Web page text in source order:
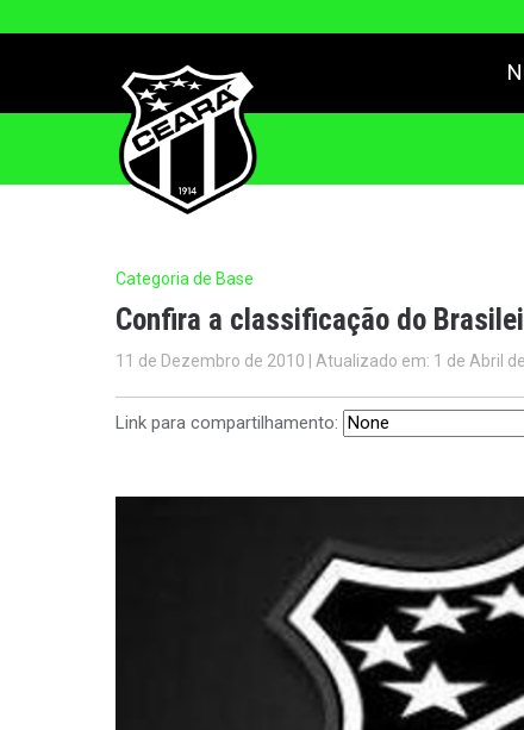
Categoria de Base
Confira a classificação do
11 de Dezembro de 2010 | Atualizado em: 1 de Abril
Link para compartilhamento: